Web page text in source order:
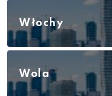
Włochy
Wola